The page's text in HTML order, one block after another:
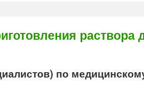
раствора
по